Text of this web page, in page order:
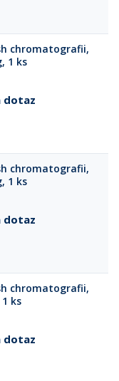
chromatografii,
1 ks
dotaz
chromatografii,
1 ks
dotaz
chromatografii,
ks
dotaz